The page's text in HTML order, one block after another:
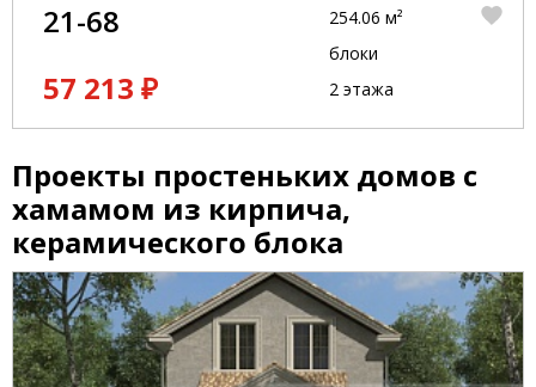
21-68
57 213 ₽
254.06 м²
блоки
2 этажа
Проекты простеньких домов с
хамамом из кирпича,
керамического блока